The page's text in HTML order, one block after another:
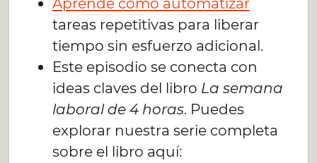
tareas repetitivas para liberar
tiempo sin esfuerzo adicional.
Este episodio se conecta con
ideas claves del libro La semana
laboral de 4 horas. Puedes
explorar nuestra serie completa
sobre el libro aquí: